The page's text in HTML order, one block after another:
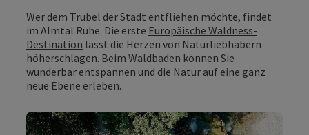
Wer dem Trubel der Stadt entfliehen möchte, findet
im Almtal Ruhe. Die erste Europäische Waldness-
Destination lässt die Herzen von Naturliebhabern
höherschlagen. Beim Waldbaden können Sie
wunderbar entspannen und die Natur auf eine ganz
neue Ebene erleben.